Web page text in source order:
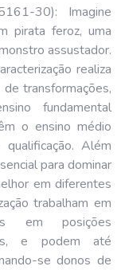
30): Imagine
pirata feroz, uma
assustador.
realiza
transformações,
fundamental
o ensino médio
Além
para dominar
em diferentes
trabalham em
em posições
e podem até
se donos de